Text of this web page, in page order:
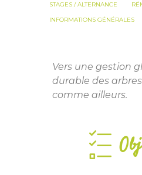
STAGES / ALTERNANCE
INFORMATIONS GÉNÉRALES
Vers une gestion
durable des
comme ailleurs.